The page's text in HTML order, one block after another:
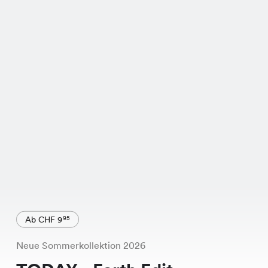
Ab CHF 995
Neue Sommerkollektion 2026